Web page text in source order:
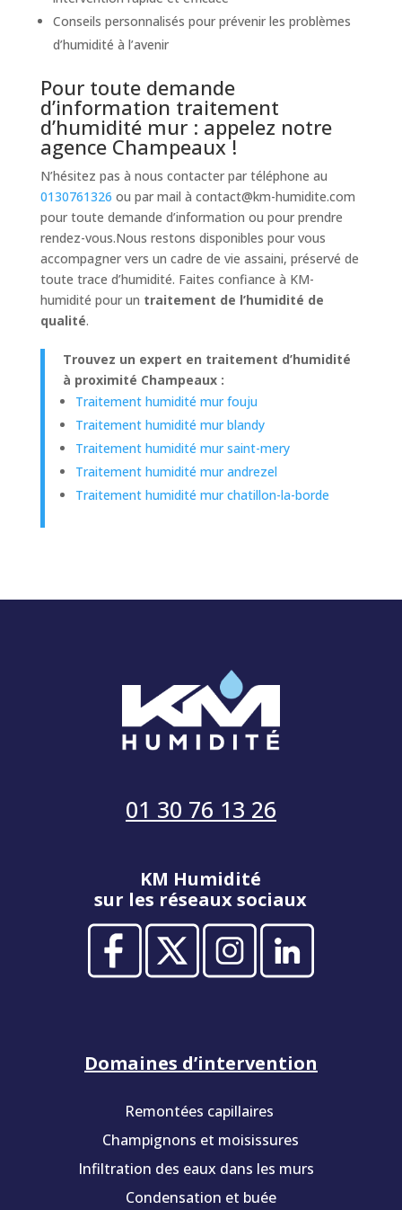
Conseils personnalisés pour prévenir les problèmes
d’humidité à l’avenir
Pour toute demande
d’information traitement
d’humidité mur : appelez notre
agence Champeaux !
N’hésitez pas à nous contacter par téléphone au
0130761326 ou par mail à contact@km-humidite.com
pour toute demande d’information ou pour prendre
rendez-vous.Nous restons disponibles pour vous
accompagner vers un cadre de vie assaini, préservé de
toute trace d’humidité. Faites confiance à KM-
humidité pour un traitement de l’humidité de
qualité.
Trouvez un expert en traitement d’humidité
à proximité Champeaux :
Traitement humidité mur fouju
Traitement humidité mur blandy
Traitement humidité mur saint-mery
Traitement humidité mur andrezel
Traitement humidité mur chatillon-la-borde
01 30 76 13 26
KM Humidité
sur les réseaux sociaux
Domaines d’intervention
Remontées capillaires
Champignons et moisissures
Infiltration des eaux dans les murs
Condensation et buée